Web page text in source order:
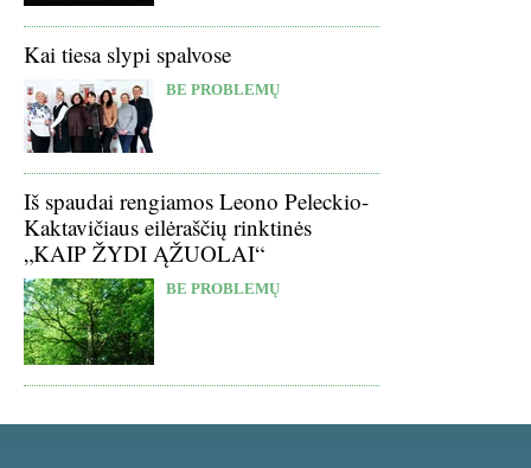
Kai tiesa slypi spalvose
BE PROBLEMŲ
Iš spaudai rengiamos Leono Peleckio-
Kaktavičiaus eilėraščių rinktinės
„KAIP ŽYDI ĄŽUOLAI“
BE PROBLEMŲ